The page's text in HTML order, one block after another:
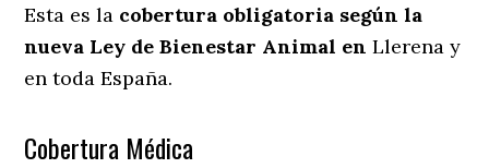
Esta es la cobertura obligatoria según la
nueva Ley de Bienestar Animal enLlerena y
en toda España.
Cobertura Médica